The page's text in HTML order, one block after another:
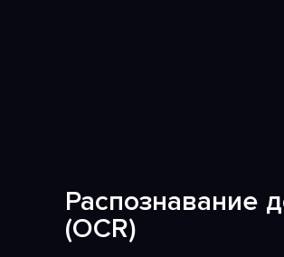
Распознавание
(OCR)